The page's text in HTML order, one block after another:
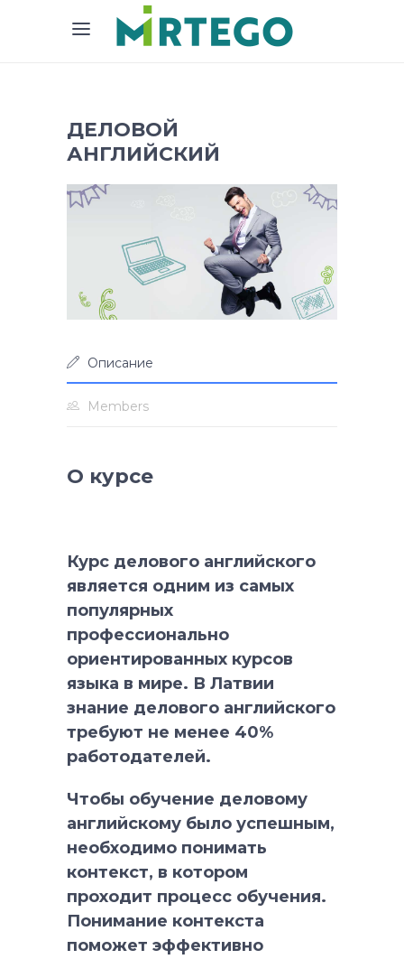
ДЕЛОВОЙ
АНГЛИЙСКИЙ
Описание
Members
О курсе
Курс делового английского
является одним из самых
популярных
профессионально
ориентированных курсов
языка в мире. В Латвии
знание делового английского
требуют не менее 40%
работодателей.
Чтобы обучение деловому
английскому было успешным,
необходимо понимать
контекст, в котором
проходит процесс обучения.
Понимание контекста
поможет эффективно